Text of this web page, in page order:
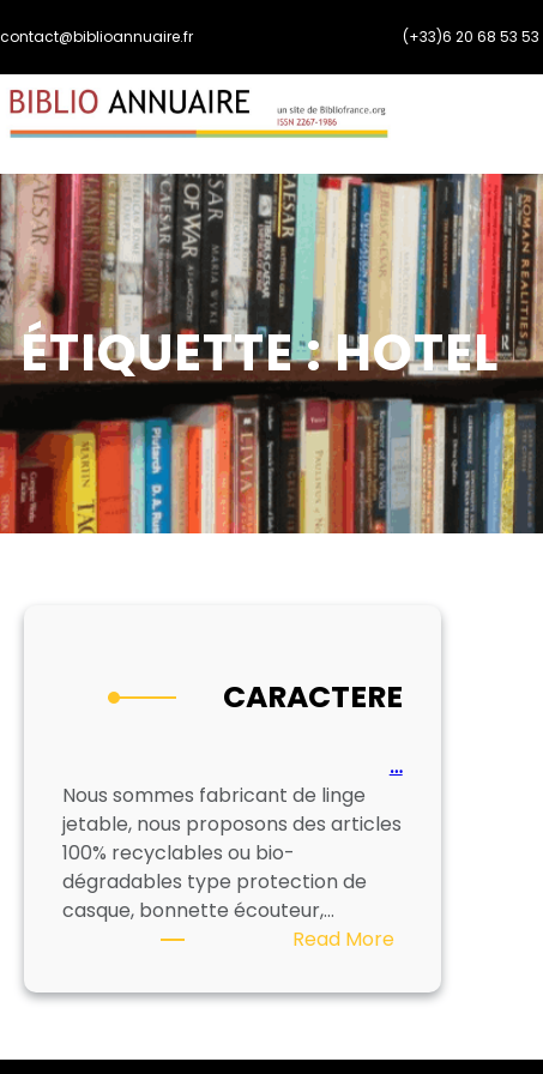
au
contenu
contact@biblioannuaire.fr (+33)6 20 68 53 53
ÉTIQUETTE :HOTEL
CARACTERE
…
Nous sommes fabricant de linge
jetable, nous proposons des articles
100% recyclables ou bio-
dégradables type protection de
casque, bonnette écouteur,…
Read More: